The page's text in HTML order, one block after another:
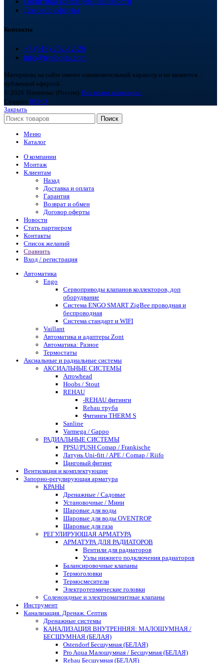
Договор оферты
Контакты
+7 (918) 252-12-26
info@teploplas.com
Материалы на сайте имеют ознакомительный характер и не являются
публичной офертой.
© 2026 Теплоплас (Россия). Все права защищены.
Создано BOND
Закрыть
Поиск
Меню
Каталог
О компании
Монтаж
Клиентам
Назад
Доставка и оплата
Гарантия
Возврат и обмен
Договор оферты
Новости
Стать партнером
Контакты
Список желаний
Сравнить
Вход / регистрация
Автоматика
Engo
Сервоприводы клапанов коллекторов, доп
оборудвание
Система ENGO SMART ZigBee проводная и
беспроводная
Система стандарт и WIFI
Vaillant
Автоматика и адаптеры Zont
Автоматика: Разное
Термостаты
Аксиальные и радиальные системы
АКСИАЛЬНЫЕ СИСТЕМЫ
Arrowhead
Hoobs / Stout
REHAU
-REHAU фитинги
Rehau труба
Фитинги THERM S
Sanline
Varmega / Gappo
РАДИАЛЬНЫЕ СИСТЕМЫ
PPSU/PUSH Comap / Frankische
Латунь Uni-fitt / APE / Comap / Riifo
Цанговый фитинг
Вентиляция и комплектующие
Запорно-регулирующая арматура
КРАНЫ
Дренажные / Садовые
Установочные / Мини
Шаровые для воды
Шаровые для воды OVENTROP
Шаровые для газа
РЕГУЛИРУЮЩАЯ АРМАТУРА
АРМАТУРА ДЛЯ РАДИАТОРОВ
Вентили для радиаторов
Узлы нижнего подключения радиаторов
Балансировочные клапаны
Термоголовки
Термосмесители
Электротермические головки
Соленоидные и электромагнитные клапаны
Инструмент
Канализация. Дренаж. Септик
Дренажные системы
КАНАЛИЗАЦИЯ ВНУТРЕННЯЯ: МАЛОШУМНАЯ /
БЕСШУМНАЯ (БЕЛАЯ)
Ostendorf Бесшумная (БЕЛАЯ)
Pro Aqua Малошумная / Бесшумная (БЕЛАЯ)
Rehau Бесшумная (БЕЛАЯ)